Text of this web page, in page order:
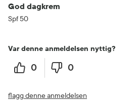
God dagkrem
Spf 50
Var denne anmeldelsen nyttig?
0 0
flagg denne anmeldelsen